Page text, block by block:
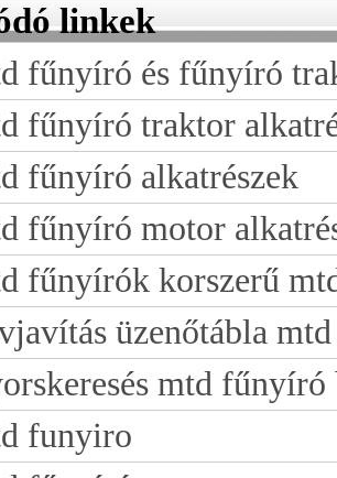
linkek
fűnyíró és fűnyíró
fűnyíró traktor
fűnyíró alkatrészek
fűnyíró motor
fűnyírók korszerű
üzenőtábla
mtd fűnyíró
funyiro